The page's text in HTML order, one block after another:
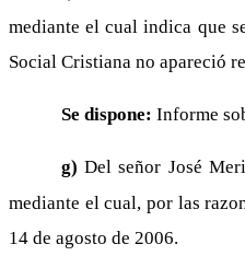
mediante el cual indica que
Social Cristiana no apareció
Se dispone: Informe
g) Del señor José
mediante el cual, por las
14 de agosto de 2006.